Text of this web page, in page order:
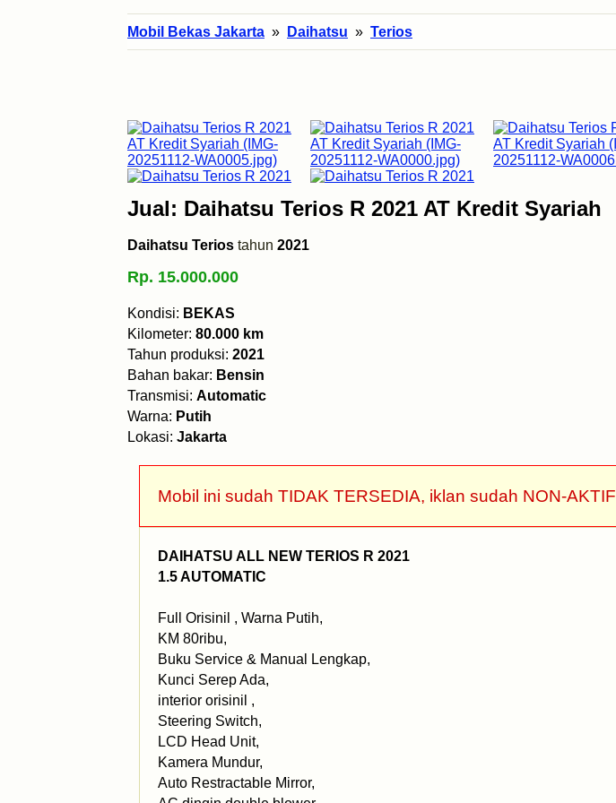
Mobil Bekas Jakarta » Daihatsu » Terios
Jual: Daihatsu Terios R 2021 AT Kredit Syariah
Daihatsu Terios tahun 2021
Rp. 15.000.000
Kondisi: BEKAS
Kilometer: 80.000 km
Tahun produksi: 2021
Bahan bakar: Bensin
Transmisi: Automatic
Warna: Putih
Lokasi: Jakarta
Mobil ini sudah TIDAK TERSEDIA, iklan sudah NON-AKTIF
DAIHATSU ALL NEW TERIOS R 2021
1.5 AUTOMATIC
Full Orisinil , Warna Putih,
KM 80ribu,
Buku Service & Manual Lengkap,
Kunci Serep Ada,
interior orisinil ,
Steering Switch,
LCD Head Unit,
Kamera Mundur,
Auto Restractable Mirror,